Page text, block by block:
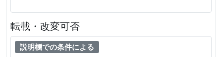
転載・改変可否
説明欄での条件による